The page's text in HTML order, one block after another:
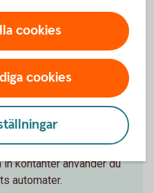
kontanter använder du
automater.
cookies
cookies